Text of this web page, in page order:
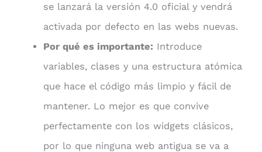
se lanzará la versión 4.0 oficial y vendrá
activada por defecto en las webs nuevas.
Por qué es importante: Introduce
variables, clases y una estructura atómica
que hace el código más limpio y fácil de
mantener. Lo mejor es que convive
perfectamente con los widgets clásicos,
por lo que ninguna web antigua se va a